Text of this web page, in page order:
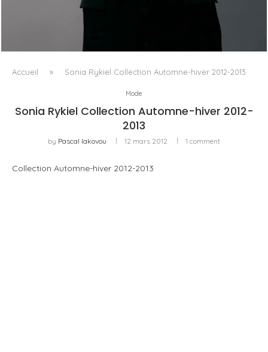
AYAKA MIYOSHI REJOINT BOUCHERON, OU
L’ÉMERGENCE D’UNE NOUVELLE CARTOGRAPHIE
CULTURELLE DU LUXE...
Accueil » Sonia Rykiel Collection Automne-hiver 2012-2013
Mode
Sonia Rykiel Collection Automne-hiver 2012-
2013
by Pascal Iakovou 12 mars 2012 1 comment
Collection Automne-hiver 2012-2013